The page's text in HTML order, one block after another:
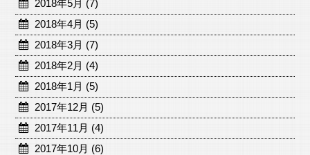
2018年5月 (7)
2018年4月 (5)
2018年3月 (7)
2018年2月 (4)
2018年1月 (5)
2017年12月 (5)
2017年11月 (4)
2017年10月 (6)